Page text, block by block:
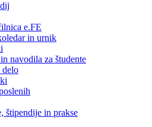
e.FE
in urnik
navodila za študente
delo
štipendije in prakse